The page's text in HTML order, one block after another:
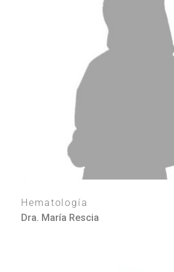
Hematología
Dra. María Rescia